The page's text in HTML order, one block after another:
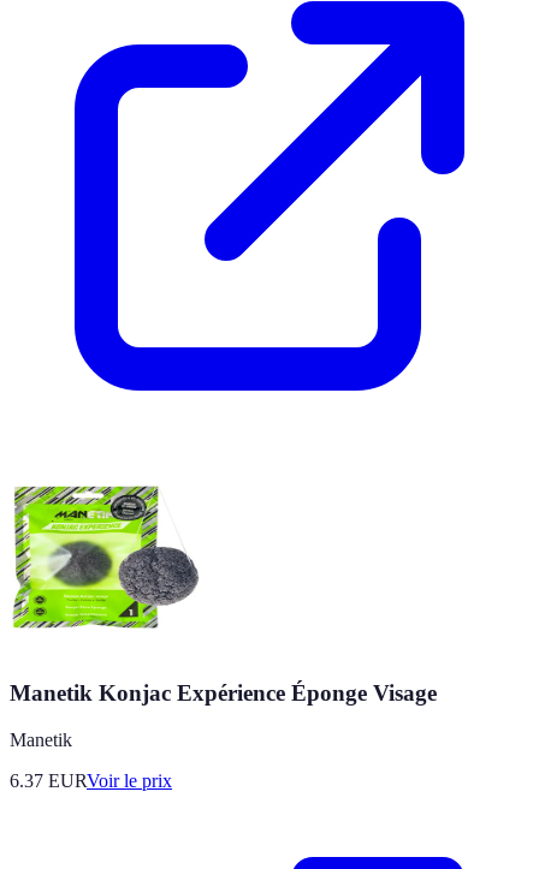
Manetik Konjac Expérience Éponge Visage
Manetik
6.37 EURVoir le prix